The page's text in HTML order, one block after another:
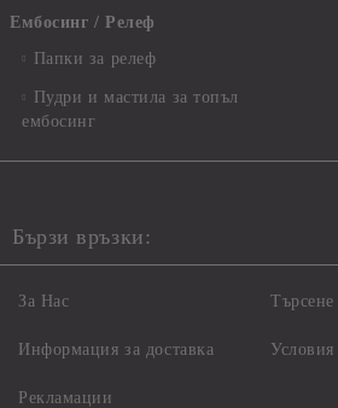
Ембосинг / Релеф
Папки за релеф
Пудри и мастила за топъл
ембосинг
Бързи връзки:
За Нас
Информация за доставка
Рекламации
Търсене
Условия